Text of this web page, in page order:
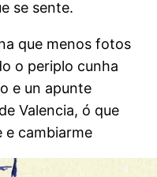
se sente.
que menos fotos
o periplo cunha
e un apunte
Valencia, ó que
e cambiarme